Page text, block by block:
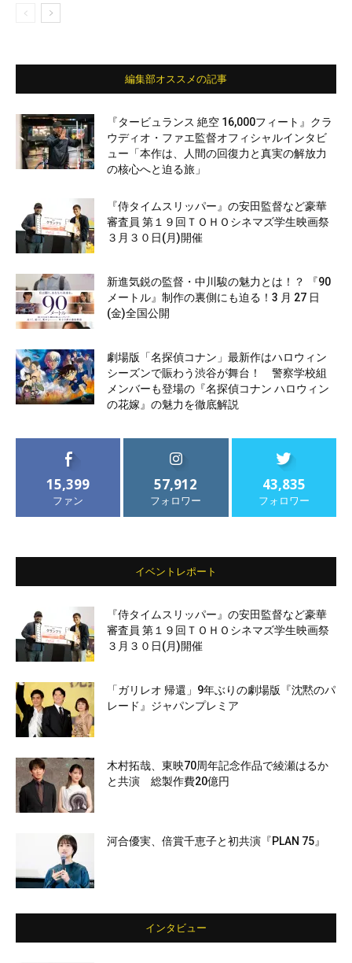
編集部オススメの記事
『タービュランス 絶空 16,000フィート』クラ
ウディオ・ファエ監督オフィシャルインタビ
ュー「本作は、人間の回復力と真実の解放力
の核心へと迫る旅」
『侍タイムスリッパー』の安田監督など豪華
審査員 第１９回ＴＯＨＯシネマズ学生映画祭
３月３０日(月)開催
新進気鋭の監督・中川駿の魅力とは！？ 『90
メートル』制作の裏側にも迫る！3 月 27 日
(金)全国公開
劇場版「名探偵コナン」最新作はハロウィン
シーズンで賑わう渋谷が舞台！ 警察学校組
メンバーも登場の『名探偵コナン ハロウィン
の花嫁』の魅力を徹底解説
15,399
ファン
57,912
フォロワー
43,835
フォロワー
イベントレポート
『侍タイムスリッパー』の安田監督など豪華
審査員 第１９回ＴＯＨＯシネマズ学生映画祭
３月３０日(月)開催
「ガリレオ 帰還」9年ぶりの劇場版『沈黙のパ
レード』ジャパンプレミア
木村拓哉、東映70周年記念作品で綾瀬はるか
と共演 総製作費20億円
河合優実、倍賞千恵子と初共演『PLAN 75』
インタビュー